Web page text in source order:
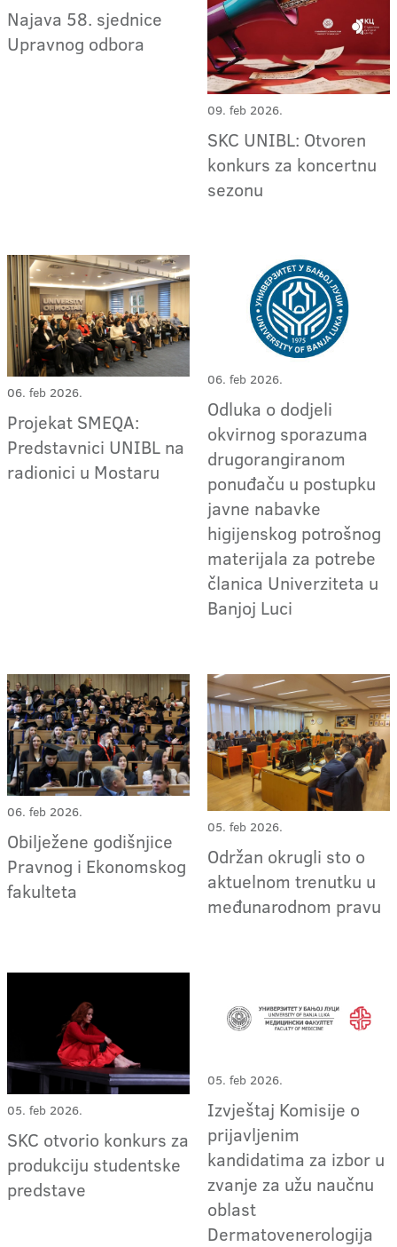
Najava 58. sjednice
Upravnog odbora
09. feb 2026.
SKC UNIBL: Otvoren
konkurs za koncertnu
sezonu
06. feb 2026.
Projekat SMEQA:
Predstavnici UNIBL na
radionici u Mostaru
06. feb 2026.
Odluka o dodjeli
okvirnog sporazuma
drugorangiranom
ponuđaču u postupku
javne nabavke
higijenskog potrošnog
materijala za potrebe
članica Univerziteta u
Banjoj Luci
06. feb 2026.
Obilježene godišnjice
Pravnog i Ekonomskog
fakulteta
05. feb 2026.
Održan okrugli sto o
aktuelnom trenutku u
međunarodnom pravu
05. feb 2026.
SKC otvorio konkurs za
produkciju studentske
predstave
05. feb 2026.
Izvještaj Komisije o
prijavljenim
kandidatima za izbor u
zvanje za užu naučnu
oblast
Dermatovenerologija